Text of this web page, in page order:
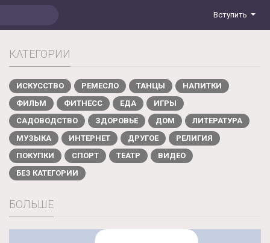
Вступить
КАТЕГОРИИ
ИСКУССТВО РЕМЕСЛО ТАНЦЫ
НАПИТКИ
ФИЛЬМ
ФИТНЕСС ЕДА
ИГРЫ
САДОВОДСТВО
ЗДОРОВЬЕ ДОМ
ЛИТЕРАТУРА
МУЗЫКА
ИНТЕРНЕТ ДРУГОЕ
РЕЛИГИЯ
ПОКУПКИ
СПОРТ ТЕАТР
ВИДЕО
БЕЗ КАТЕГОРИИ
БОЛЬШЕ